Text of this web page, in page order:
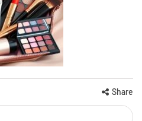
Share